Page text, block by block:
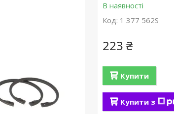
В наявності
Код: 1 377 562S
223 ₴
Купити
Купити з